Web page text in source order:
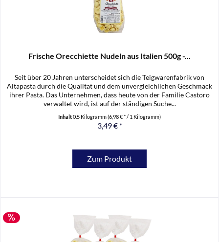
Frische Orecchiette Nudeln aus Italien 500g -...
Seit über 20 Jahren unterscheidet sich die Teigwarenfabrik von
Altapasta durch die Qualität und dem unvergleichlichen Geschmack
ihrer Pasta. Das Unternehmen, dass heute von der Familie Castoro
verwaltet wird, ist auf der ständigen Suche...
Inhalt0.5 Kilogramm(6,98 € * / 1 Kilogramm)
3,49 € *
Zum Produkt